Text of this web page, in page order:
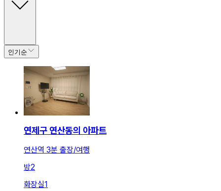
인기순
연제구 연산동의 아파트
연산역 3분 출장/여행
방2
화장실1